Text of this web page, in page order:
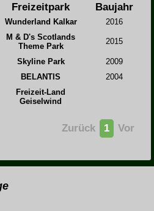
Freizeitpark Baujahr
Wunderland Kalkar 2016
M & D's Scotlands
Theme Park
2015
Skyline Park
2009
BELANTIS 2004
Freizeit-Land
Geiselwind
Zurück 1 Vor